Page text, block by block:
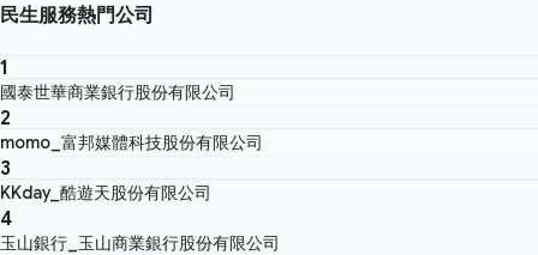
民生服務熱門公司
1
國泰世華商業銀行股份有限公司
2
momo_富邦媒體科技股份有限公司
3
KKday_酷遊天股份有限公司
4
玉山銀行_玉山商業銀行股份有限公司